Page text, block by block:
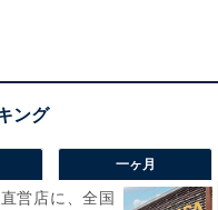
一ヶ月
営店に、全国